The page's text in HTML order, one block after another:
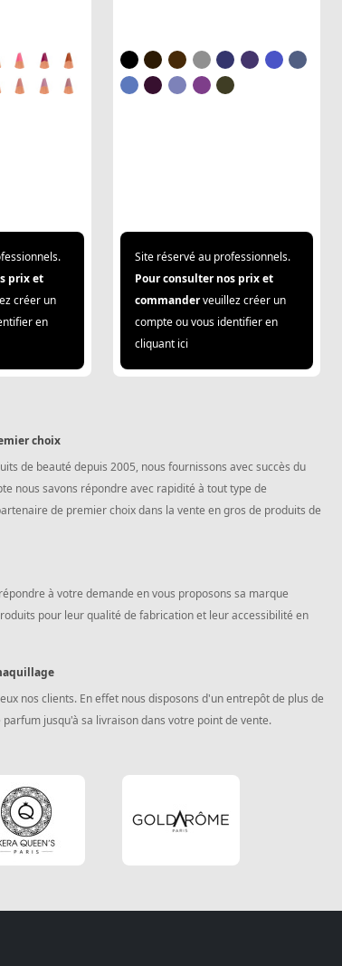
prix et
créer un
en
Site réservé au professionnels.
Pour consulter nos prix et
commanderveuillez créer un
compte ou vous identifier en
cliquant ici
choix
de beauté depuis 2005, nous fournissons avec succès du
nous savons répondre avec rapidité à tout type de
de premier choix dans la vente en gros de produits de
à votre demande en vous proposons sa marque
pour leur qualité de fabrication et leur accessibilité en
nos clients. En effet nous disposons d'un entrepôt de plus de
jusqu'à sa livraison dans votre point de vente.